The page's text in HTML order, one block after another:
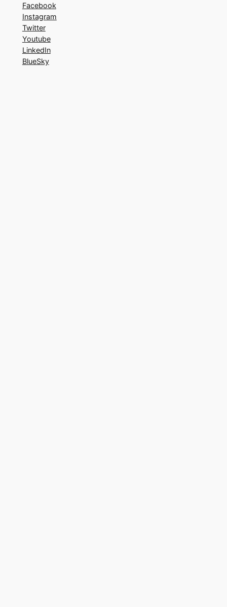
Facebook
Instagram
Twitter
Youtube
LinkedIn
BlueSky